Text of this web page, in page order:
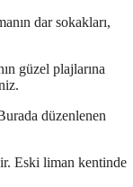
dar sokakları,
güzel plajlarına
düzenlenen
Eski liman kentinde